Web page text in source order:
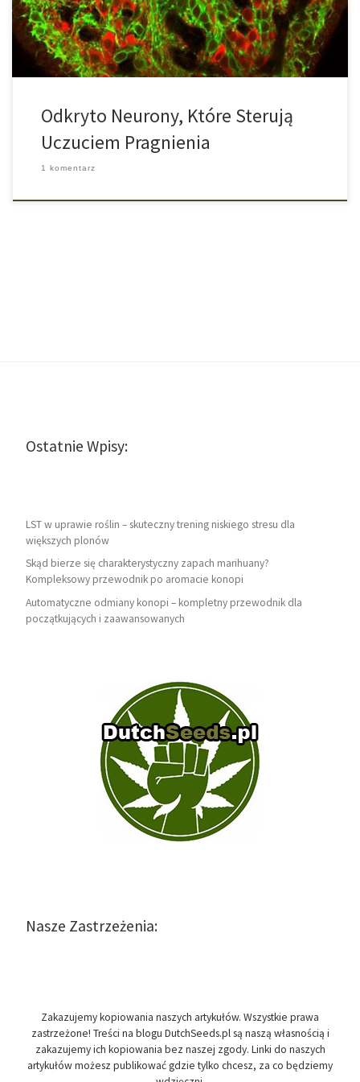
jednak wskazać, które komórki biorą udział w tym […]
Odkryto Neurony, Które Sterują
Uczuciem Pragnienia
1 komentarz
Ostatnie Wpisy:
LST w uprawie roślin – skuteczny trening niskiego stresu dla
większych plonów
Skąd bierze się charakterystyczny zapach marihuany?
Kompleksowy przewodnik po aromacie konopi
Automatyczne odmiany konopi – kompletny przewodnik dla
początkujących i zaawansowanych
Nasze Zastrzeżenia:
Zakazujemy kopiowania naszych artykułów. Wszystkie prawa
zastrzeżone! Treści na blogu DutchSeeds.pl są naszą własnością i
zakazujemy ich kopiowania bez naszej zgody. Linki do naszych
artykułów możesz publikować gdzie tylko chcesz, za co będziemy